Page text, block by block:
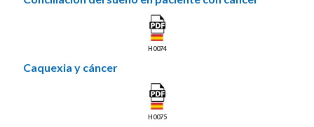
H0074
Caquexia y cáncer
H0075